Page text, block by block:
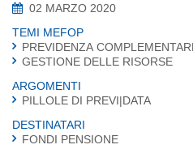
02 MARZO 2020
TEMI MEFOP
PREVIDENZA
GESTIONE DELLE RISORSE
ARGOMENTI
PILLOLE DI PREVI|DATA
DESTINATARI
FONDI PENSIONE